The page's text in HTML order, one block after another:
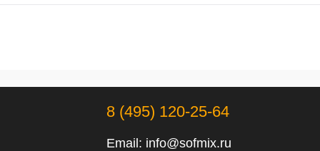
8 (495) 120-25-64
Email: info@sofmix.ru